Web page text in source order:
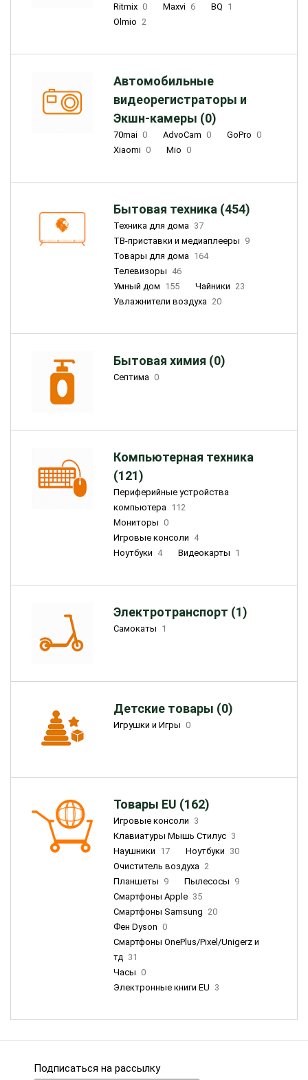
Ritmix 0 Maxvi 6 BQ 1
Olmio 2
Автомобильные
видеорегистраторы и
Экшн-камеры (0)
70mai 0 AdvoCam 0 GoPro 0
Xiaomi 0 Mio 0
Бытовая техника (454)
Техника для дома 37
ТВ-приставки и медиаплееры 9
Товары для дома 164
Телевизоры 46
Умный дом 155 Чайники 23
Увлажнители воздуха 20
Бытовая химия (0)
Септима 0
Компьютерная техника
(121)
Периферийные устройства
компьютера 112
Мониторы 0
Игровые консоли 4
Ноутбуки 4 Видеокарты 1
Электротранспорт (1)
Самокаты 1
Детские товары (0)
Игрушки и Игры 0
Товары EU (162)
Игровые консоли 3
Клавиатуры Мышь Стилус 3
Наушники 17 Ноутбуки 30
Очиститель воздуха 2
Планшеты 9 Пылесосы 9
Смартфоны Apple 35
Смартфоны Samsung 20
Фен Dyson 0
Смартфоны OnePlus/Pixel/Unigerz и
тд 31
Часы 0
Электронные книги EU 3
Подписаться на рассылку